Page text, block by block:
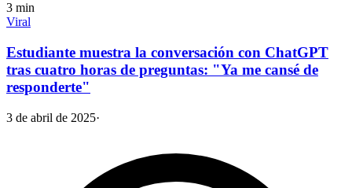
3 min
Viral
Estudiante muestra la conversación con ChatGPT
tras cuatro horas de preguntas: "Ya me cansé de
responderte"
3 de abril de 2025·